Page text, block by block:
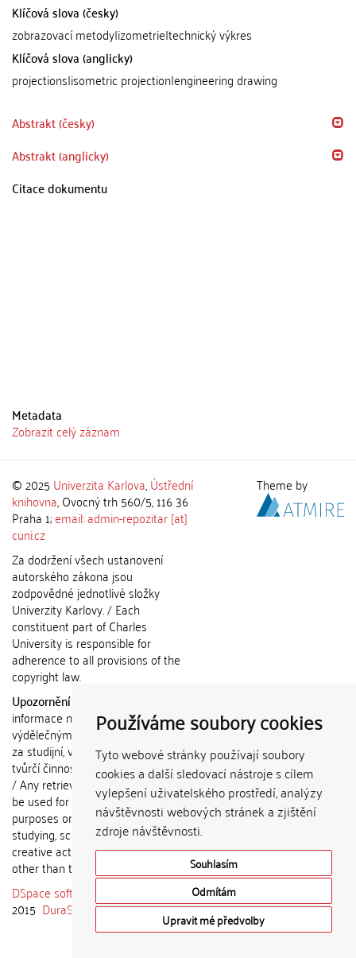
Používáme soubory cookies
Tyto webové stránky používají soubory
cookies a další sledovací nástroje s cílem
vylepšení uživatelského prostředí, analýzy
návštěvnosti webových stránek a zjištění
zdroje návštěvnosti.
Souhlasím
Odmítám
Upravit mé předvolby
Klíčová slova (česky)
zobrazovací metody|izometrie|technický výkres
Klíčová slova (anglicky)
projections|isometric projection|engineering drawing
Abstrakt (česky)
Abstrakt (anglicky)
Citace dokumentu
Metadata
Zobrazit celý záznam
© 2025 Univerzita Karlova,Ústřední
knihovna, Ovocný trh 560/5, 116 36
Praha 1;email: admin-repozitar [at]
cuni.cz
Za dodržení všech ustanovení
autorského zákona jsou
zodpovědné jednotlivé složky
Univerzity Karlovy. / Each
constituent part of Charles
University is responsible for
adherence to all provisions of the
copyright law.
Upozornění / Notice:
informace nemohou být použity k
výdělečným účelům nebo vydávány
za studijní, vědeckou nebo jinou
tvůrčí činnost jiné osoby než autora.
/ Any retrieved information shall not
be used for any commercial
purposes or claimed as results of
studying, scientific or any other
creative activities of any person
other than the author.
DSpace software
copyright © 2002-
2015 DuraSpace
Theme by